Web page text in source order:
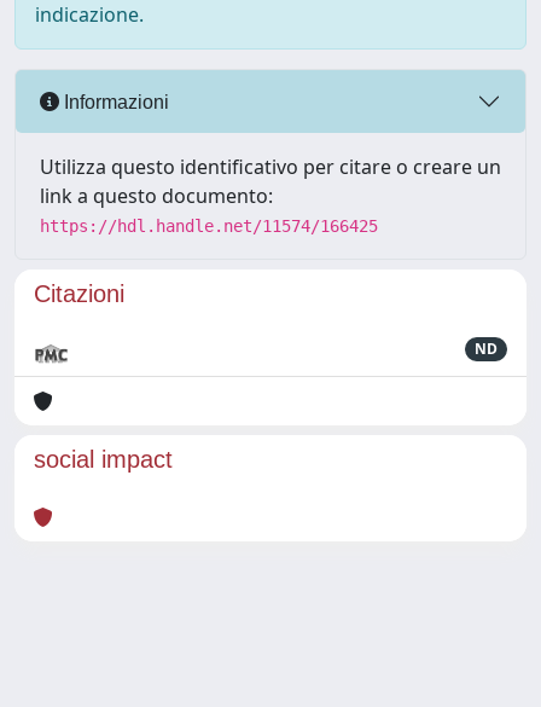
indicazione.
Informazioni
Utilizza questo identificativo per citare o creare un
link a questo documento:
https://hdl.handle.net/11574/166425
Citazioni
ND
social impact